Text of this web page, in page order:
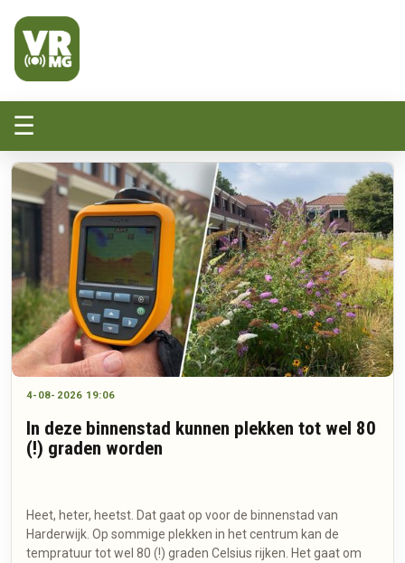
☰
4-08-2026 19:06
In deze binnenstad kunnen plekken tot wel 80
(!) graden worden
Heet, heter, heetst. Dat gaat op voor de binnenstad van
Harderwijk. Op sommige plekken in het centrum kan de
tempratuur tot wel 80 (!) graden Celsius rijken. Het gaat om